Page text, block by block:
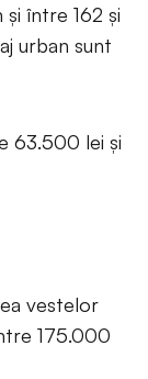
între 162 și
urban sunt
63.500 lei și
vestelor
175.000